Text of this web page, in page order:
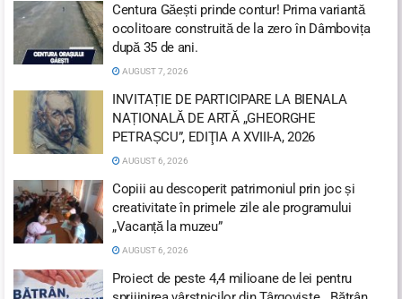
Centura Găești prinde contur! Prima variantă
ocolitoare construită de la zero în Dâmbovița
după 35 de ani.
AUGUST 7, 2026
INVITAȚIE DE PARTICIPARE LA BIENALA
NAȚIONALĂ DE ARTĂ „GHEORGHE
PETRAȘCU”, EDIŢIA A XVIII-A, 2026
AUGUST 6, 2026
Copiii au descoperit patrimoniul prin joc și
creativitate în primele zile ale programului
„Vacanță la muzeu”
AUGUST 6, 2026
Proiect de peste 4,4 milioane de lei pentru